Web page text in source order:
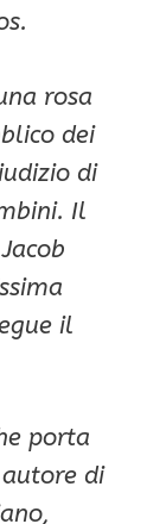
rosa
dei
di
Il
il
porta
di